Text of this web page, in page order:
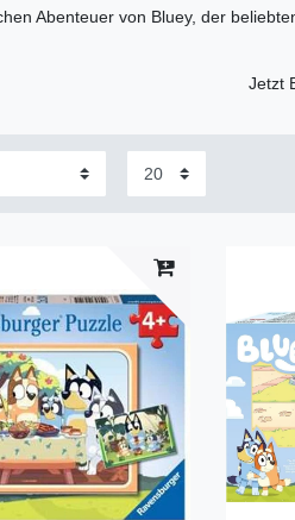
Abenteuer von Bluey, der
Jetzt